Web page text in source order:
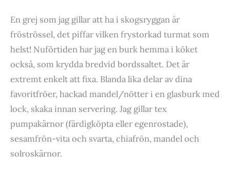
En grej som jag gillar att ha i skogsryggan är
fröströssel, det piffar vilken frystorkad turmat som
helst! Nuförtiden har jag en burk hemma i köket
också, som krydda bredvid bordssaltet. Det är
extremt enkelt att fixa. Blanda lika delar av dina
favoritfröer, hackad mandel/nötter i en glasburk med
lock, skaka innan servering. Jag gillar tex
pumpakärnor (färdigköpta eller egenrostade),
sesamfrön-vita och svarta, chiafrön, mandel och
solroskärnor.